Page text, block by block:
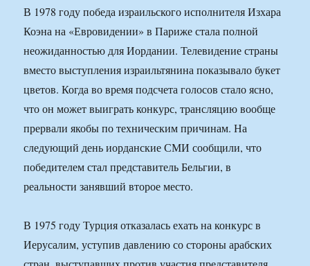
В 1978 году победа израильского исполнителя Изхара
Коэна на «Евровидении» в Париже стала полной
неожиданностью для Иордании. Телевидение страны
вместо выступления израильтянина показывало букет
цветов. Когда во время подсчета голосов стало ясно,
что он может выиграть конкурс, трансляцию вообще
прервали якобы по техническим причинам. На
следующий день иорданские СМИ сообщили, что
победителем стал представитель Бельгии, в
реальности занявший второе место.
В 1975 году Турция отказалась ехать на конкурс в
Иерусалим, уступив давлению со стороны арабских